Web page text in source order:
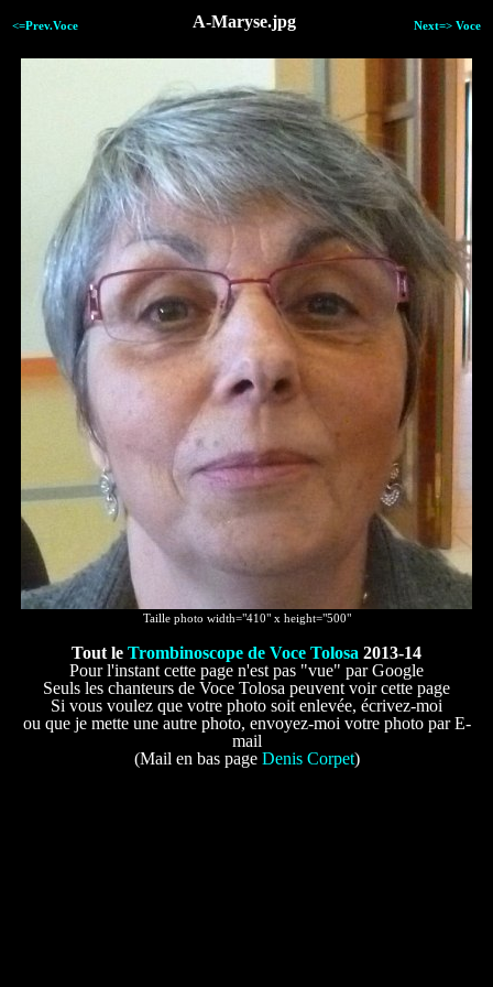
<=Prev.Voce A-Maryse.jpg Next=> Voce
Taille photo width="410" x height="500"
Tout le Trombinoscope de Voce Tolosa 2013-14
Pour l'instant cette page n'est pas "vue" par Google
Seuls les chanteurs de Voce Tolosa peuvent voir cette page
Si vous voulez que votre photo soit enlevée, écrivez-moi
ou que je mette une autre photo, envoyez-moi votre photo par E-
mail
(Mail en bas page Denis Corpet)